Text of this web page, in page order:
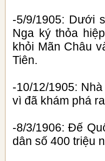
-5/9/1905: Dưới
Nga ký thỏa
khỏi Mãn Châu
Tiên.
-10/12/1905:
vì đã khám phá
-8/3/1906: Đế
dân số 400 triệu